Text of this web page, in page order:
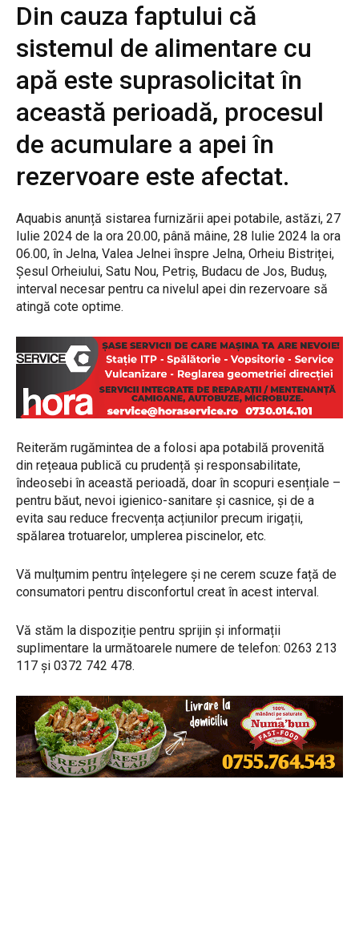
Din cauza faptului că
sistemul de alimentare cu
apă este suprasolicitat în
această perioadă, procesul
de acumulare a apei în
rezervoare este afectat.
Aquabis anunță sistarea furnizării apei potabile, astăzi, 27
Iulie 2024 de la ora 20.00, până mâine, 28 Iulie 2024 la ora
06.00, în Jelna, Valea Jelnei înspre Jelna, Orheiu Bistriței,
Șesul Orheiului, Satu Nou, Petriș, Budacu de Jos, Buduș,
interval necesar pentru ca nivelul apei din rezervoare să
atingă cote optime.
Reiterăm rugămintea de a folosi apa potabilă provenită
din rețeaua publică cu prudență și responsabilitate,
îndeosebi în această perioadă, doar în scopuri esențiale –
pentru băut, nevoi igienico-sanitare și casnice, și de a
evita sau reduce frecvența acțiunilor precum irigații,
spălarea trotuarelor, umplerea piscinelor, etc.
Vă mulțumim pentru înțelegere și ne cerem scuze față de
consumatori pentru disconfortul creat în acest interval.
Vă stăm la dispoziție pentru sprijin și informații
suplimentare la următoarele numere de telefon: 0263 213
117 și 0372 742 478.